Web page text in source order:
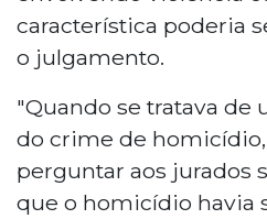
característica poderia
o julgamento.
"Quando se tratava de
do crime de
perguntar aos jurados
que o homicídio havia